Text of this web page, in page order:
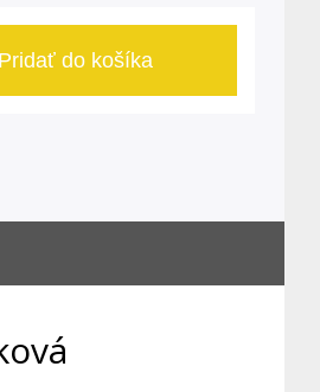
Pridať do košíka